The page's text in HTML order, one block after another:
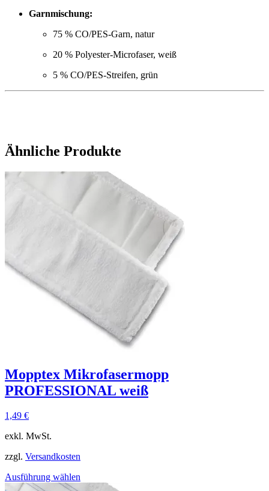
Garnmischung:
75 % CO/PES-Garn, natur
20 % Polyester-Microfaser, weiß
5 % CO/PES-Streifen, grün
Ähnliche Produkte
Mopptex Mikrofasermopp
PROFESSIONAL weiß
1,49 €
exkl. MwSt.
zzgl. Versandkosten
Ausführung wählen